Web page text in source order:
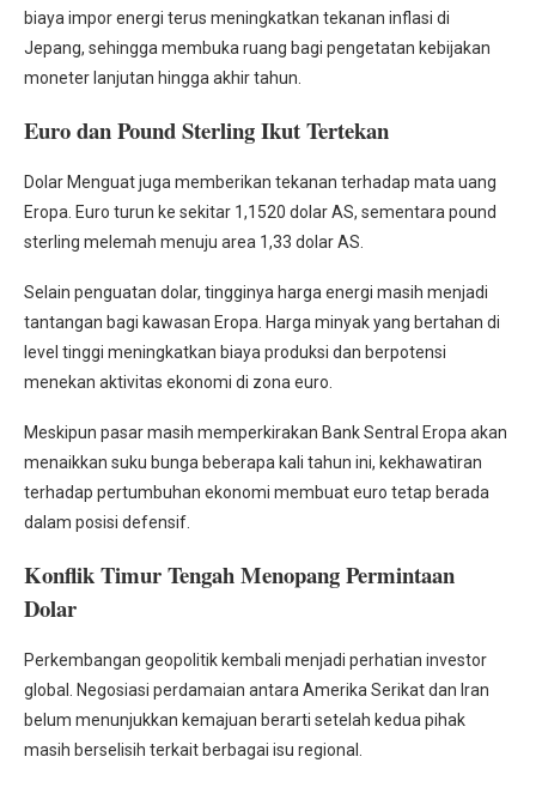
biaya impor energi terus meningkatkan tekanan inflasi di
Jepang, sehingga membuka ruang bagi pengetatan kebijakan
moneter lanjutan hingga akhir tahun.
Euro dan Pound Sterling Ikut Tertekan
Dolar Menguat juga memberikan tekanan terhadap mata uang
Eropa. Euro turun ke sekitar 1,1520 dolar AS, sementara pound
sterling melemah menuju area 1,33 dolar AS.
Selain penguatan dolar, tingginya harga energi masih menjadi
tantangan bagi kawasan Eropa. Harga minyak yang bertahan di
level tinggi meningkatkan biaya produksi dan berpotensi
menekan aktivitas ekonomi di zona euro.
Meskipun pasar masih memperkirakan Bank Sentral Eropa akan
menaikkan suku bunga beberapa kali tahun ini, kekhawatiran
terhadap pertumbuhan ekonomi membuat euro tetap berada
dalam posisi defensif.
Konflik Timur Tengah Menopang Permintaan
Dolar
Perkembangan geopolitik kembali menjadi perhatian investor
global. Negosiasi perdamaian antara Amerika Serikat dan Iran
belum menunjukkan kemajuan berarti setelah kedua pihak
masih berselisih terkait berbagai isu regional.